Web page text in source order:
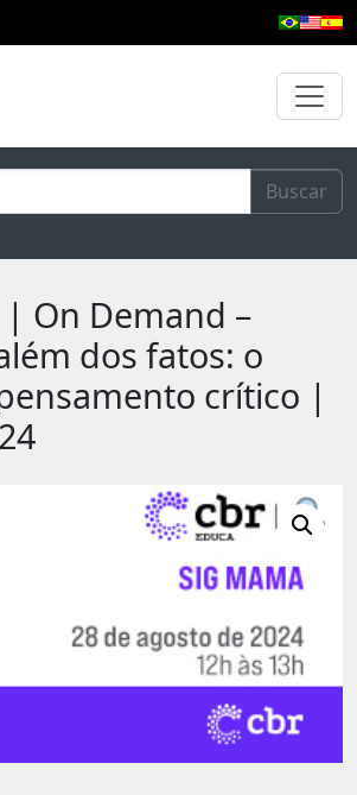
Buscar
On Demand –
dos fatos: o
crítico |